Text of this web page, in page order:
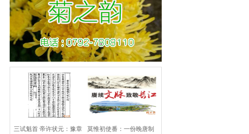
三试魁首 帝许状元：豫章 莫惟初使番：一份晚唐制